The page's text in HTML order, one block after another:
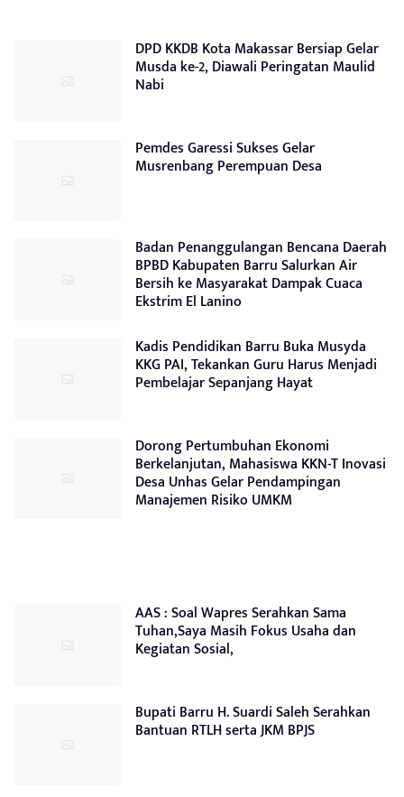
DPD KKDB Kota Makassar Bersiap Gelar
Musda ke-2, Diawali Peringatan Maulid
Nabi
Pemdes Garessi Sukses Gelar
Musrenbang Perempuan Desa
Badan Penanggulangan Bencana Daerah
BPBD Kabupaten Barru Salurkan Air
Bersih ke Masyarakat Dampak Cuaca
Ekstrim El Lanino
Kadis Pendidikan Barru Buka Musyda
KKG PAI, Tekankan Guru Harus Menjadi
Pembelajar Sepanjang Hayat
Dorong Pertumbuhan Ekonomi
Berkelanjutan, Mahasiswa KKN-T Inovasi
Desa Unhas Gelar Pendampingan
Manajemen Risiko UMKM
AAS : Soal Wapres Serahkan Sama
Tuhan,Saya Masih Fokus Usaha dan
Kegiatan Sosial,
Bupati Barru H. Suardi Saleh Serahkan
Bantuan RTLH serta JKM BPJS